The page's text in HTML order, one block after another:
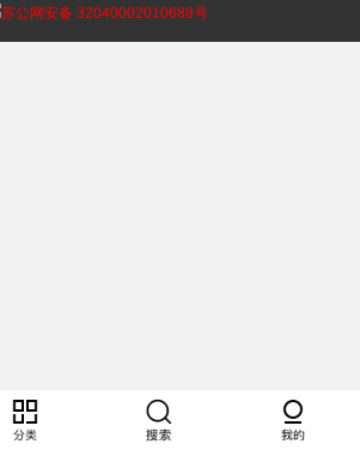
苏公网安备 32040002010688号